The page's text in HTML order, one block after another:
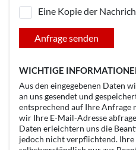
Eine Kopie der
Anfrage senden
WICHTIGE
Aus den eingegebenen Daten
an uns gesendet und
entsprechend auf Ihre Anfrage
wir Ihre E-Mail-Adresse
Daten erleichtern uns die
jedoch nicht verpflichtend. Ihre